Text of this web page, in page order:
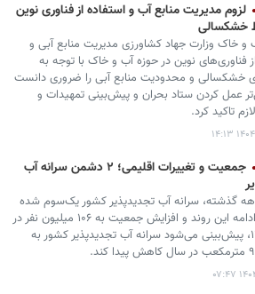
لزوم مدیریت منابع آب و استفاده از فناوری نوین
خشکسالی
و خاک وزارت جهاد کشاورزی مدیریت منابع آبی و
فناوری‌های نوین در حوزه آب و خاک با توجه به
خشکسالی و محدودیت منابع آبی را ضروری دانست
عمل کردن ستاد بحران و پیش‌بینی تمهیدات و
تاکید کرد.
۱۴:۱۳
جمعیت و تغییرات اقلیمی؛ ۲ دشمن سرانه آب
گذشته، سرانه آب تجدیدپذیر کشور یک‌سوم شده
است. با ادامه این روند و افزایش جمعیت به ۱۰۶ میلیون نفر در
سال ۱۴۲۰، پیش‌بینی می‌شود سرانه آب تجدیدپذیر کشور به